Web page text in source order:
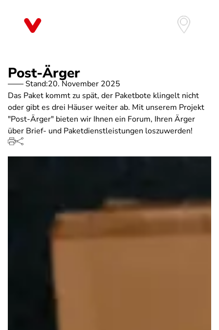
Post-Ärger
Stand:20. November 2025
Das Paket kommt zu spät, der Paketbote klingelt nicht
oder gibt es drei Häuser weiter ab. Mit unserem Projekt
"Post-Ärger" bieten wir Ihnen ein Forum, Ihren Ärger
über Brief- und Paketdienstleistungen loszuwerden!